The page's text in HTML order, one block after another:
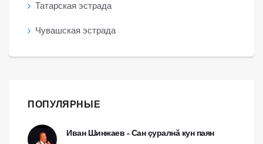
Татарская эстрада
Чувашская эстрада
ПОПУЛЯРНЫЕ
Иван Шинжаев - Сан çуралнă кун паян